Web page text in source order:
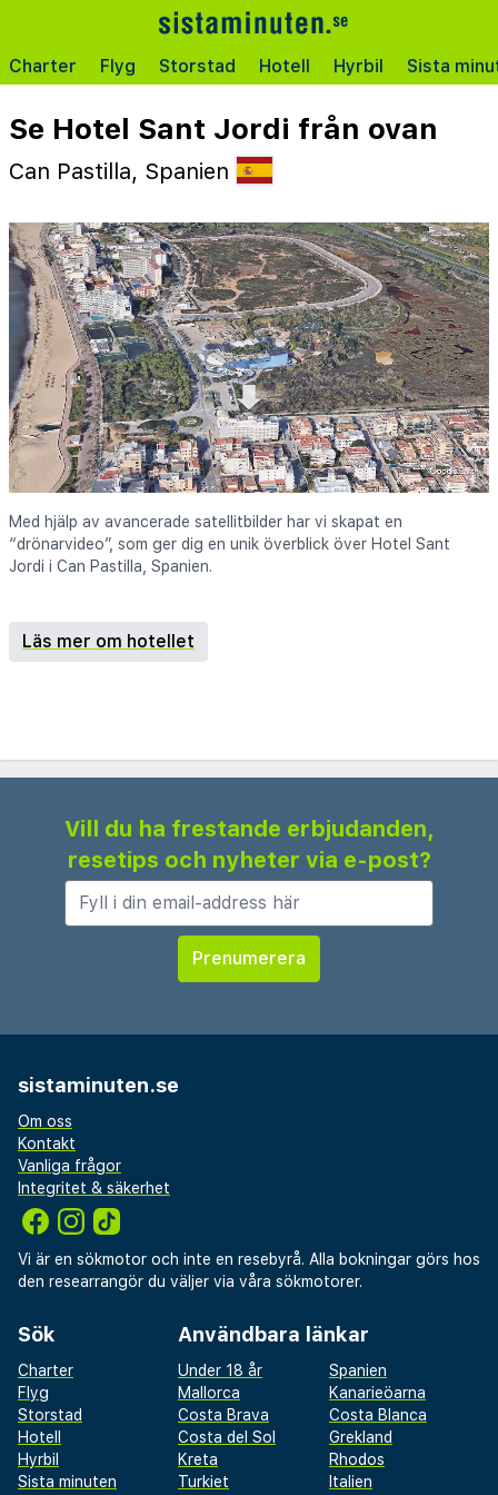
Charter Flyg Storstad Hotell Hyrbil Sista
Se Hotel Sant Jordi från ovan
Can Pastilla, Spanien
Med hjälp av avancerade satellitbilder har vi skapat en
“drönarvideo”, som ger dig en unik överblick över Hotel Sant
Jordi i Can Pastilla, Spanien.
Läs mer om hotellet
Vill du ha frestande erbjudanden,
resetips och nyheter via e-post?
sistaminuten.se
Om oss
Kontakt
Vanliga frågor
Integritet & säkerhet
Vi är en sökmotor och inte en resebyrå. Alla bokningar görs hos
den researrangör du väljer via våra sökmotorer.
Sök
Charter
Flyg
Storstad
Hotell
Hyrbil
Sista minuten
Användbara länkar
Under 18 år
Spanien
Mallorca
Kanarieöarna
Costa Brava
Costa Blanca
Costa del Sol
Grekland
Kreta
Rhodos
Turkiet
Italien